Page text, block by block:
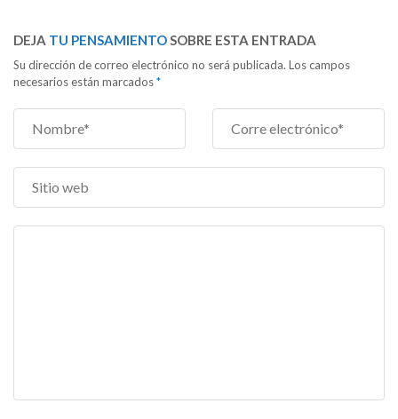
DEJA TU PENSAMIENTOSOBRE ESTA ENTRADA
Su dirección de correo electrónico no será publicada. Los campos
necesarios están marcados*